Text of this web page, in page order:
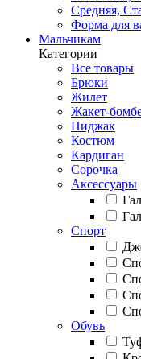
Средняя,
Форма для
Мальчикам
Категории
Все товары
Брюки
Жилет
Жакет-
Пиджак
Костюм
Кардиган
Сорочка
Аксессуары
Спорт
Обувь